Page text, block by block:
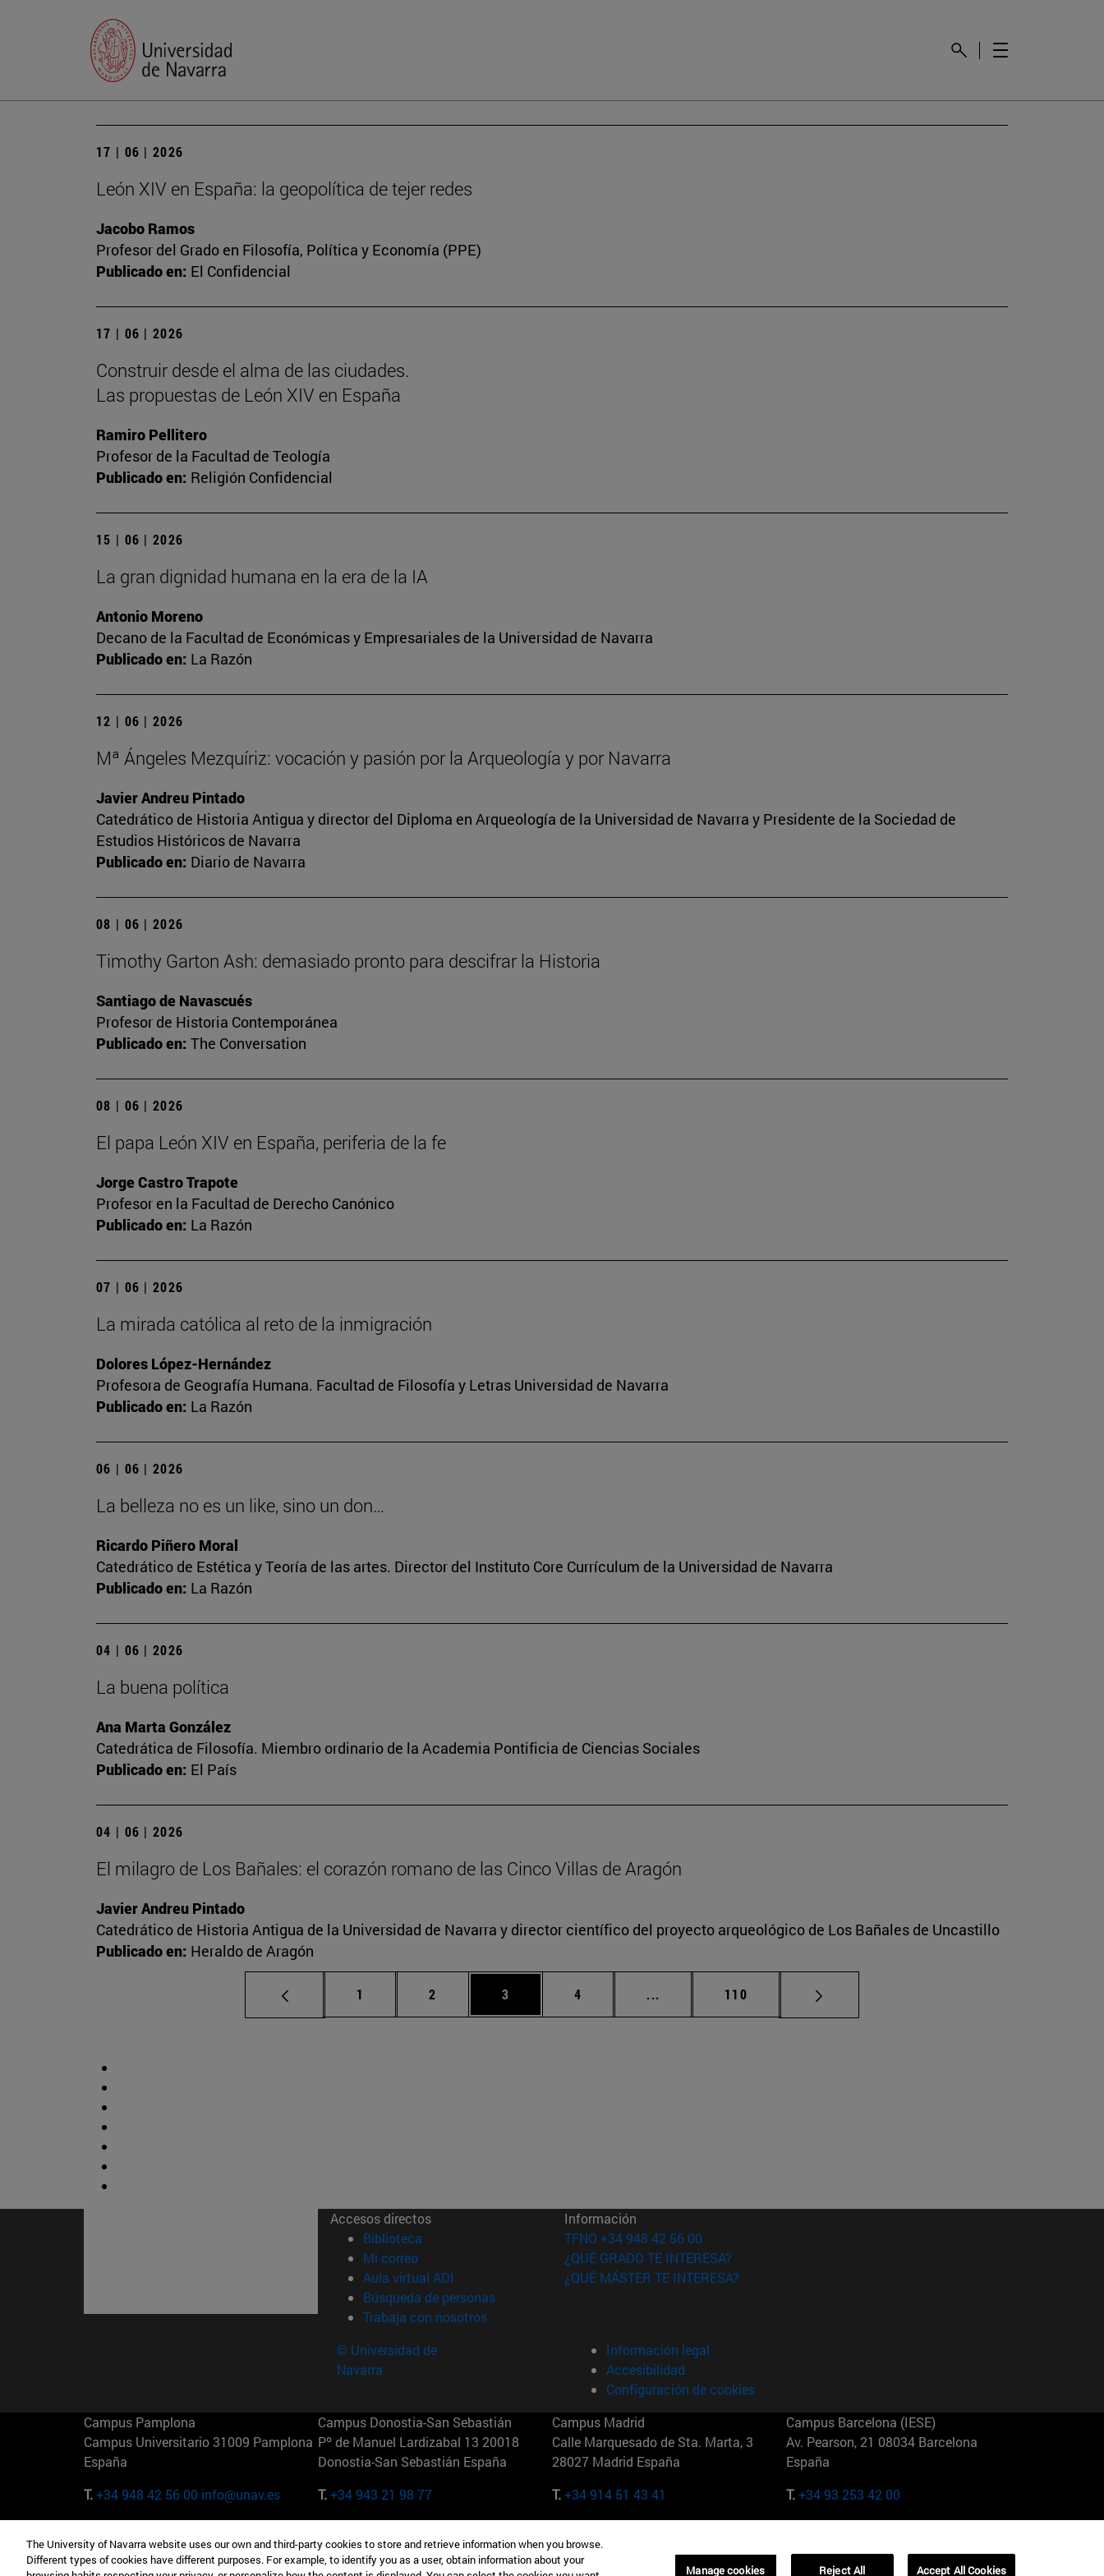
17 | 06 | 2026
León XIV en España: la geopolítica de tejer redes
Jacobo Ramos
Profesor del Grado en Filosofía, Política y Economía (PPE)
Publicado en: El Confidencial
17 | 06 | 2026
Construir desde el alma de las ciudades.
Las propuestas de León XIV en España
Ramiro Pellitero
Profesor de la Facultad de Teología
Publicado en: Religión Confidencial
15 | 06 | 2026
La gran dignidad humana en la era de la IA
Antonio Moreno
Decano de la Facultad de Económicas y Empresariales de la Universidad de Navarra
Publicado en: La Razón
12 | 06 | 2026
Mª Ángeles Mezquíriz: vocación y pasión por la Arqueología y por Navarra
Javier Andreu Pintado
Catedrático de Historia Antigua y director del Diploma en Arqueología de la Universidad de Navarra y Presidente de la Sociedad de
Estudios Históricos de Navarra
Publicado en: Diario de Navarra
08 | 06 | 2026
Timothy Garton Ash: demasiado pronto para descifrar la Historia
Santiago de Navascués
Profesor de Historia Contemporánea
Publicado en: The Conversation
08 | 06 | 2026
El papa León XIV en España, periferia de la fe
Jorge Castro Trapote
Profesor en la Facultad de Derecho Canónico
Publicado en: La Razón
07 | 06 | 2026
La mirada católica al reto de la inmigración
Dolores López-Hernández
Profesora de Geografía Humana. Facultad de Filosofía y Letras Universidad de Navarra
Publicado en: La Razón
06 | 06 | 2026
La belleza no es un like, sino un don…
Ricardo Piñero Moral
Catedrático de Estética y Teoría de las artes. Director del Instituto Core Currículum de la Universidad de Navarra
Publicado en: La Razón
04 | 06 | 2026
La buena política
Ana Marta González
Catedrática de Filosofía. Miembro ordinario de la Academia Pontificia de Ciencias Sociales
Publicado en: El País
04 | 06 | 2026
El milagro de Los Bañales: el corazón romano de las Cinco Villas de Aragón
Javier Andreu Pintado
Catedrático de Historia Antigua de la Universidad de Navarra y director científico del proyecto arqueológico de Los Bañales de Uncastillo
Publicado en: Heraldo de Aragón
Página
1 Página
2 Página
3 Página
4 ... Páginas intermedias Use TAB para desplazarse.
Página
110
Accesos directos
Biblioteca (abre en nueva ventana)
Mi correo(abre en nueva ventana)
Aula virtual ADI (abre en nueva ventana)
Búsqueda de personas(abre en nueva ventana)
Trabaja con nosotros(abre en nueva ventana)
Información
TFNO +34 948 42 56 00
¿QUÉ GRADO TE INTERESA?
¿QUÉ MÁSTER TE INTERESA?
© Universidad de
Navarra
Información legal
Accesibilidad
Configuración de cookies
Campus Pamplona
Campus Universitario 31009 Pamplona
España
T.+34 948 42 56 00 info@unav.es
Campus Donostia-San Sebastián
Pº de Manuel Lardizabal 13 20018
Donostia-San Sebastián España
T.+34 943 21 98 77
Campus Madrid
Calle Marquesado de Sta. Marta, 3
28027 Madrid España
T.+34 914 51 43 41
Campus Barcelona (IESE)
Av. Pearson, 21 08034 Barcelona
España
T.+34 93 253 42 00
Camino del Cerro Águila 3 28023
Madrid España
165 W 57th St 10019-2201 Nueva York
EE.UU
Maria-Theresia-Straße 15 81675
Múnich Alemania
01321001 Bela Vista Brasil
The University of Navarra website uses our own and third-party cookies to store and retrieve information when you browse.
Different types of cookies have different purposes. For example, to identify you as a user, obtain information about your
Manage cookies Reject All Accept All Cookies